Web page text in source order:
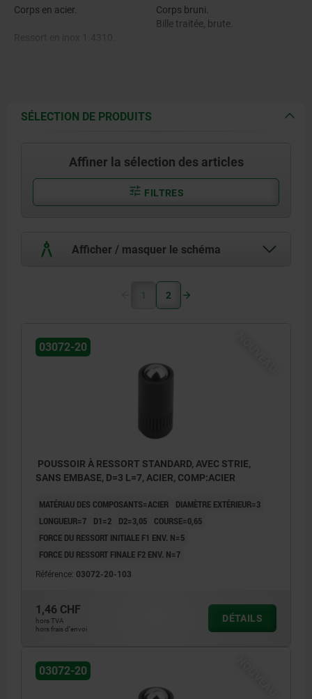
Corps en acier.
Corps bruni.
Bille traitée, brute.
SÉLECTION DE PRODUITS
Affiner la sélection des articles
FILTRES
Afficher / masquer le schéma
1) Surface moletée
1 2
03072-20
POUSSOIR À RESSORT STANDARD, AVEC STRIE,
SANS EMBASE, D=3 L=7, ACIER, COMP:ACIER
MATÉRIAU DES COMPOSANTS=ACIER
DIAMÈTRE EXTÉRIEUR=3
LONGUEUR=7
D1=2 D2=3,05
COURSE=0,65
FORCE DU RESSORT INITIALE F1 ENV. N=5
FORCE DU RESSORT FINALE F2 ENV. N=7
Référence: 03072-20-103
1,46 CHF
hors TVA
hors frais d’envoi
DÉTAILS
03072-20